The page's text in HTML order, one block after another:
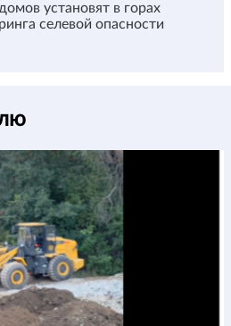
установят в горах
селевой опасности